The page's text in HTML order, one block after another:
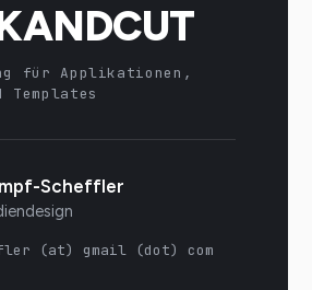
für Applikationen,
Templates
Scheffler
(at) gmail (dot) com